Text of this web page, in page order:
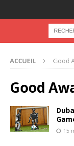
ACCUEIL Good
Good
15